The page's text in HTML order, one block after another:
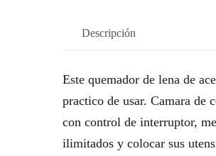
Descripción
Este quemador de lena de
practico de usar. Camara de
con control de interruptor,
ilimitados y colocar sus